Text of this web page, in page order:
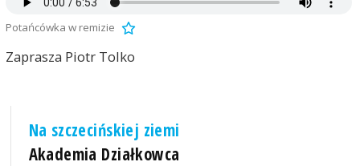
Potańcówka w remizie
Zaprasza Piotr Tolko
Na szczecińskiej ziemi
Akademia Działkowca